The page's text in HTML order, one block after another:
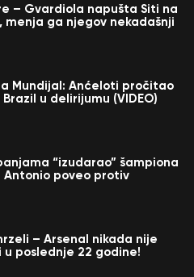
– Gvardiola napušta Siti na
menja ga njegov nekadašnji
Mundijal: Anćeloti pročitao
u delirijumu (VIDEO)
“izudarao” šampiona
Antonio poveo protiv
– Arsenal nikada nije
poslednje 22 godine!